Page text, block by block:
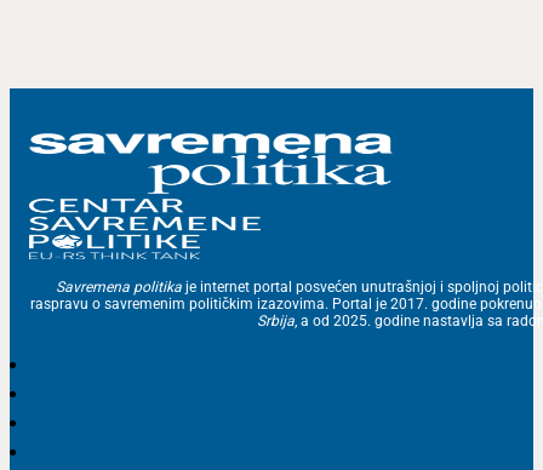
Savremena politika je internet portal posvećen unutrašnjoj i spoljnoj
raspravu o savremenim političkim izazovima. Portal je 2017. godine
Srbija , a od 2025. godine nastavlja sa